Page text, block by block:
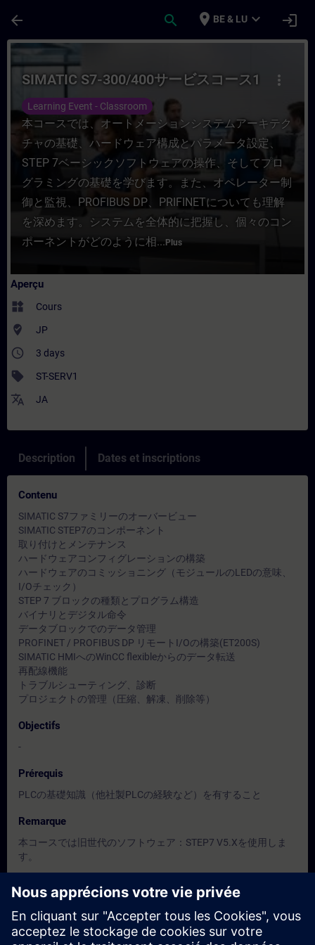
arrow_back search place BE & LU expand_more login
Cours - SIMATIC S7-300/400サービス
more_vert
SIMATIC S7-300/400サービスコース1
Learning Event - Classroom
本コースでは、オートメーションシステムアーキテク
チャの基礎、ハードウェア構成とパラメータ設定、
STEP 7ベーシックソフトウェアの操作、そしてプロ
グラミングの基礎を学びます。また、オペレーター制
御と監視、PROFIBUS DP、PRIFINETについても理解
を深めます。システムを全体的に把握し、個々のコン
ポーネントがどのように相... Plus
Aperçu
widgets Cours
where_to_vote JP
access_time 3 days
sell ST-SERV1
translate JA
Description Dates et inscriptions
Contenu
SIMATIC S7ファミリーのオーバービュー
SIMATIC STEP7のコンポーネント
取り付けとメンテナンス
ハードウェアコンフィグレーションの構築
ハードウェアのコミッショニング（モジュールのLEDの意味、
I/Oチェック）
STEP 7 ブロックの種類とプログラム構造
バイナリとデジタル命令
データブロックでのデータ管理
PROFINET / PROFIBUS DP リモートI/Oの構築(ET200S)
SIMATIC HMIへのWinCC flexibleからのデータ転送
再配線機能
トラブルシューティング、診断
プロジェクトの管理（圧縮、解凍、削除等）
Objectifs
-
Prérequis
PLCの基礎知識（他社製PLCの経験など）を有すること
Remarque
本コースでは旧世代のソフトウェア：STEP7 V5.Xを使用しま
す。
Groupes cibles
保全担当者